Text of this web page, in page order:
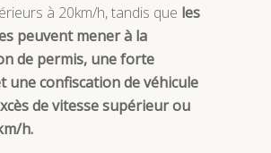
à 20km/h, tandis que les
peuvent mener à la
de permis, une forte
une confiscation de véhicule
de vitesse supérieur ou
h.